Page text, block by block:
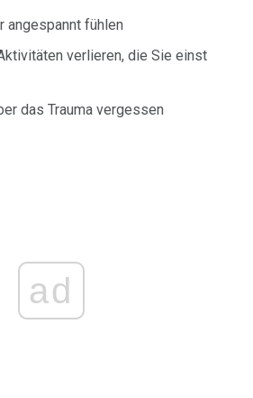
angespannt fühlen
verlieren, die Sie einst
das Trauma vergessen
ad